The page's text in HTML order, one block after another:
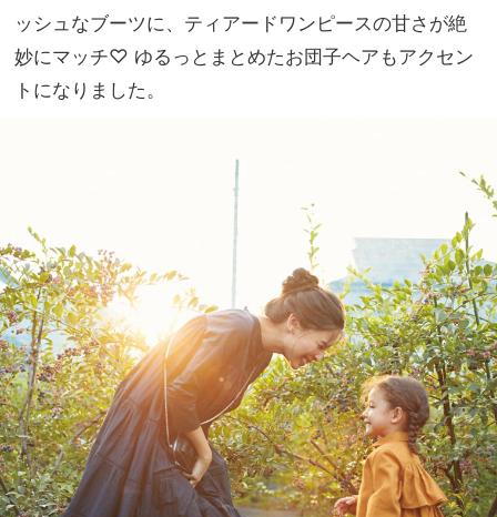
ッシュなブーツに、ティアードワンピースの甘さが絶
妙にマッチ♡ ゆるっとまとめたお団子ヘアもアクセン
トになりました。